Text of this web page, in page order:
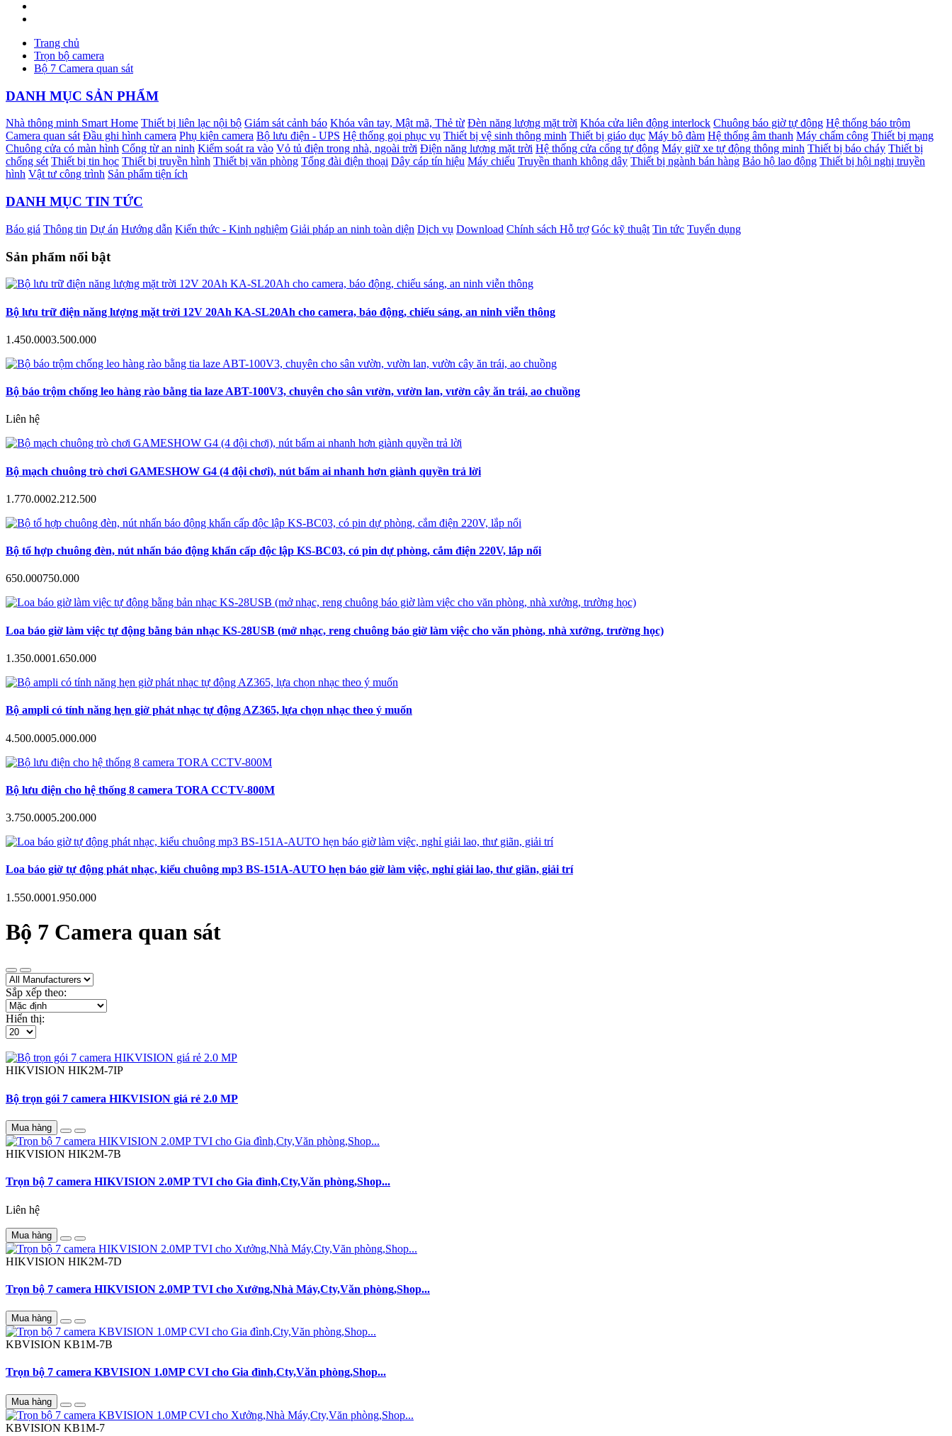
Trang chủ
Trọn bộ camera
Bộ 7 Camera quan sát
DANH MỤC SẢN PHẨM
Nhà thông minh Smart Home Thiết bị liên lạc nội bộ Giám sát cảnh báo Khóa vân tay, Mật mã, Thẻ từ Đèn năng lượng mặt trời Khóa cửa liên động interlock Chuông báo giờ tự động Hệ thống báo trộm
Camera quan sát Đầu ghi hình camera Phụ kiện camera Bộ lưu điện - UPS Hệ thống gọi phục vụ Thiết bị vệ sinh thông minh Thiết bị giáo dục Máy bộ đàm Hệ thống âm thanh Máy chấm công Thiết bị mạng
Chuông cửa có màn hình Cổng từ an ninh Kiểm soát ra vào Vỏ tủ điện trong nhà, ngoài trời Điện năng lượng mặt trời Hệ thống cửa cổng tự động Máy giữ xe tự động thông minh Thiết bị báo cháy Thiết bị
chống sét Thiết bị tin học Thiết bị truyền hình Thiết bị văn phòng Tổng đài điện thoại Dây cáp tín hiệu Máy chiếu Truyền thanh không dây Thiết bị ngành bán hàng Bảo hộ lao động Thiết bị hội nghị truyền
hình Vật tư công trình Sản phẩm tiện ích
DANH MỤC TIN TỨC
Báo giá Thông tin Dự án Hướng dẫn Kiến thức - Kinh nghiệm Giải pháp an ninh toàn diện Dịch vụ Download Chính sách Hỗ trợ Góc kỹ thuật Tin tức Tuyển dụng
Sản phẩm nổi bật
Bộ lưu trữ điện năng lượng mặt trời 12V 20Ah KA-SL20Ah cho camera, báo động, chiếu sáng, an ninh viễn thông
1.450.0003.500.000
Bộ báo trộm chống leo hàng rào bằng tia laze ABT-100V3, chuyên cho sân vườn, vườn lan, vườn cây ăn trái, ao chuồng
Liên hệ
Bộ mạch chuông trò chơi GAMESHOW G4 (4 đội chơi), nút bấm ai nhanh hơn giành quyền trả lời
1.770.0002.212.500
Bộ tổ hợp chuông đèn, nút nhấn báo động khẩn cấp độc lập KS-BC03, có pin dự phòng, cắm điện 220V, lắp nổi
650.000750.000
Loa báo giờ làm việc tự động bằng bản nhạc KS-28USB (mở nhạc, reng chuông báo giờ làm việc cho văn phòng, nhà xưởng, trường học)
1.350.0001.650.000
Bộ ampli có tính năng hẹn giờ phát nhạc tự động AZ365, lựa chọn nhạc theo ý muốn
4.500.0005.000.000
Bộ lưu điện cho hệ thống 8 camera TORA CCTV-800M
3.750.0005.200.000
Loa báo giờ tự động phát nhạc, kiểu chuông mp3 BS-151A-AUTO hẹn báo giờ làm việc, nghỉ giải lao, thư giãn, giải trí
1.550.0001.950.000
Bộ 7 Camera quan sát
Sắp xếp theo:
Hiển thị:
HIKVISION HIK2M-7IP
Bộ trọn gói 7 camera HIKVISION giá rẻ 2.0 MP
Mua hàng
HIKVISION HIK2M-7B
Trọn bộ 7 camera HIKVISION 2.0MP TVI cho Gia đình,Cty,Văn phòng,Shop...
Liên hệ
Mua hàng
HIKVISION HIK2M-7D
Trọn bộ 7 camera HIKVISION 2.0MP TVI cho Xưởng,Nhà Máy,Cty,Văn phòng,Shop...
Mua hàng
KBVISION KB1M-7B
Trọn bộ 7 camera KBVISION 1.0MP CVI cho Gia đình,Cty,Văn phòng,Shop...
Mua hàng
KBVISION KB1M-7